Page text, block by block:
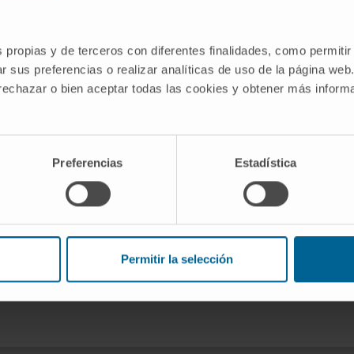
propias y de terceros con diferentes finalidades, como
sus preferencias o realizar analíticas de uso de la página
o bien aceptar todas las cookies y obtener más
Preferencias Estadística
Permitir la selección
by generalised immune suppression, partly
and increased expression of the inhibitory programmed
al , 2016).
with disease relapse and resistance to
treatment option.
did not show significant tumour regression,
studies, lenalidomide, an immunomodulatory
death induced by PD‐1/PD‐L1 immune checkpoint
2019 Sep;186(5):e117-e121. doi: 10.1111/bjh.15946.